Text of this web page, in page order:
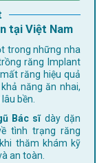
tại Việt Nam
trong những nha
răng Implant
răng hiệu quả
năng ăn nhai,
bền.
Bác sĩdày dặn
tình trạng răng
thăm khám kỹ
an toàn.